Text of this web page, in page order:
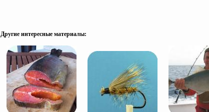
Другие интересные материалы: